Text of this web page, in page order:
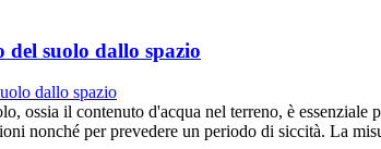
suolo dallo spazio
ossia il contenuto d'acqua nel terreno, è
nonché per prevedere un periodo di siccità. La